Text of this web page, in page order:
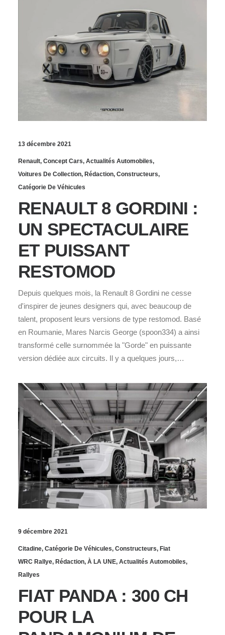
13 décembre 2021
Renault, Concept Cars, Actualités Automobiles,
Voitures De Collection, Rédaction, Constructeurs,
Catégorie De Véhicules
RENAULT 8 GORDINI :
UN SPECTACULAIRE
ET PUISSANT
RESTOMOD
Depuis quelques mois, la Renault 8 Gordini ne cesse
d'inspirer de jeunes designers qui, avec beaucoup de
talent, proposent leurs versions de type restomod. Basé
en Roumanie, Mares Narcis George (spoon334) a ainsi
transformé celle surnommée la "Gorde" en puissante
version dédiée aux circuits. Il y a quelques jours,…
9 décembre 2021
Citadine, Catégorie De Véhicules, Constructeurs, Fiat
WRC Rallye, Rédaction, À LA UNE, Actualités Automobiles,
Rallyes
FIAT PANDA : 300 CH
POUR LA